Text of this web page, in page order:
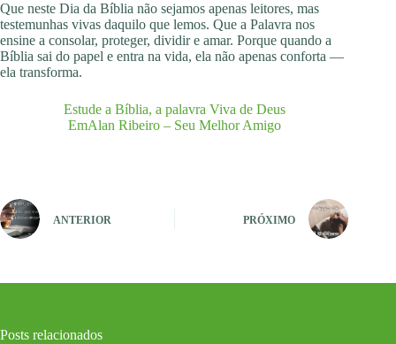
Que neste Dia da Bíblia não sejamos apenas leitores, mas
testemunhas vivas daquilo que lemos. Que a Palavra nos
ensine a consolar, proteger, dividir e amar. Porque quando a
Bíblia sai do papel e entra na vida, ela não apenas conforta —
ela transforma.
Estude a Bíblia, a palavra Viva de Deus
EmAlan Ribeiro – Seu Melhor Amigo
ANTERIOR PRÓXIMO
Posts relacionados